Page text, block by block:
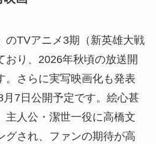
のTVアニメ3期（新英雄大戦
おり、2026年秋頃の放送開
。さらに実写映画化も発表
7日公開予定です。絵心甚
主人公・潔世一役に高橋文
グされ、ファンの期待が高